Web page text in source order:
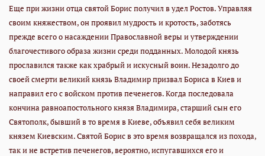
Еще при жизни отца святой Борис получил в удел Ростов. Управляя
своим княжеством, он проявил мудрость и кротость, заботясь
прежде всего о насаждении Православной веры и утверждении
благочестивого образа жизни среди подданных. Молодой князь
прославился также как храбрый и искусный воин. Незадолго до
своей смерти великий князь Владимир призвал Бориса в Киев и
направил его с войском против печенегов. Когда последовала
кончина равноапостольного князя Владимира, старший сын его
Святополк, бывший в то время в Киеве, объявил себя великим
князем Киевским. Святой Борис в это время возвращался из похода,
так и не встретив печенегов, вероятно, испугавшихся его и